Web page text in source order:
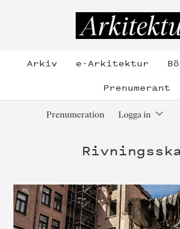
Arkiv e-Arkitektur
Prenumerant
Prenumeration Logga in